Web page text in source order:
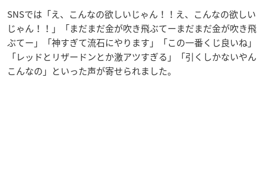
SNSでは「え、こんなの欲しいじゃん！！え、こんなの欲しい
じゃん！！」「まだまだ金が吹き飛ぶてーまだまだ金が吹き飛
ぶてー」「神すぎて流石にやります」「この一番くじ良いね」
「レッドとリザードンとか激アツすぎる」「引くしかないやん
こんなの」といった声が寄せられました。